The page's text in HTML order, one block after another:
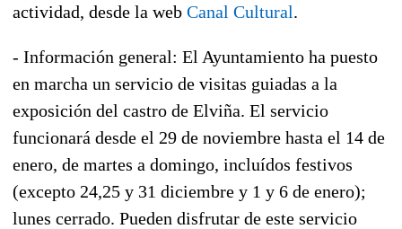
actividad, desde la web Canal Cultural.
- Información general: El Ayuntamiento ha puesto
en marcha un servicio de visitas guiadas a la
exposición del castro de Elviña. El servicio
funcionará desde el 29 de noviembre hasta el 14 de
enero, de martes a domingo, incluídos festivos
(excepto 24,25 y 31 diciembre y 1 y 6 de enero);
lunes cerrado. Pueden disfrutar de este servicio